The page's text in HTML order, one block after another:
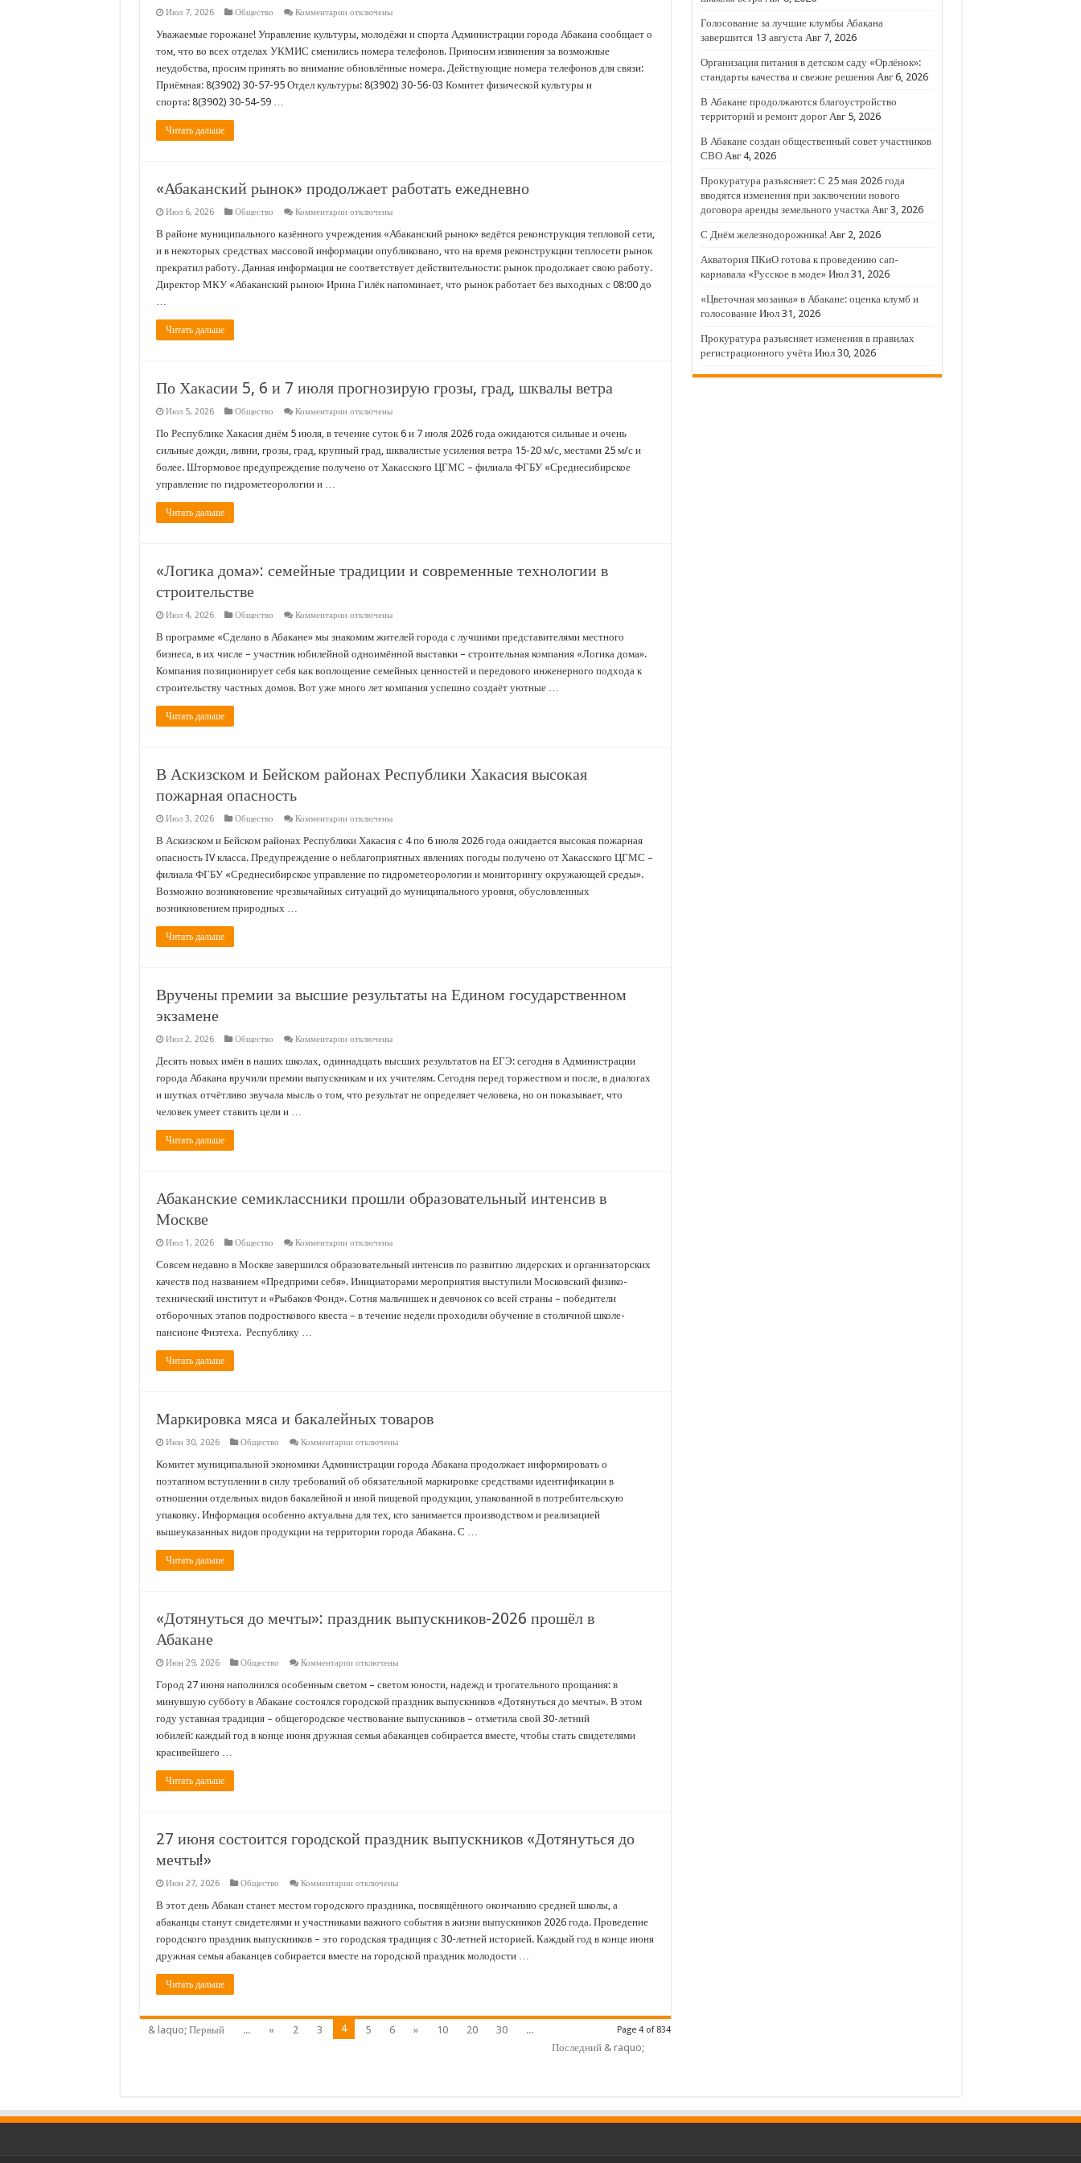
Прокуратура разъясняет: С 25 мая 2026 года вводятся изменения при заключении нового договора аренды земельного участка
С Днём железнодорожника!
Акватория ПКиО готова к проведению сап-карнавала «Русское в моде»
«Цветочная мозаика» в Абакане: оценка клумб и голосование
Июл 7, 2026 Общество Комментариик
Важная
информация:
в
УКМИС
Администрации
города
отключены
Уважаемые горожане! Управление культуры, молодёжи и спорта Администрации города Абакана сообщает о
том, что во всех отделах УКМИС сменились номера телефонов. Приносим извинения за возможные
неудобства, просим принять во внимание обновлённые номера. Действующие номера телефонов для связи:
Приёмная: 8(3902) 30-57-95 Отдел культуры: 8(3902) 30-56-03 Комитет физической культуры и
спорта: 8(3902) 30-54-59 …
Читать дальше
«Абаканский рынок» продолжает работать ежедневно
Июл 6, 2026 Общество Комментариик
«Абаканский
рынок»
продолжает
ежедневно
отключены
В районе муниципального казённого учреждения «Абаканский рынок» ведётся реконструкция тепловой сети,
и в некоторых средствах массовой информации опубликовано, что на время реконструкции теплосети рынок
прекратил работу. Данная информация не соответствует действительности: рынок продолжает свою работу.
Директор МКУ «Абаканский рынок» Ирина Гилёк напоминает, что рынок работает без выходных с 08:00 до
…
Читать дальше
По Хакасии 5, 6 и 7 июля прогнозирую грозы, град, шквалы ветра
Июл 5, 2026 Общество Комментариик
По
Хакасии
5,
и
отключены
По Республике Хакасия днём 5 июля, в течение суток 6 и 7 июля 2026 года ожидаются сильные и очень
сильные дожди, ливни, грозы, град, крупный град, шквалистые усиления ветра 15-20 м/с, местами 25 м/с и
более. Штормовое предупреждение получено от Хакасского ЦГМС – филиала ФГБУ «Среднесибирское
управление по гидрометеорологии и …
Читать дальше
«Логика дома»: семейные традиции и современные технологии в
строительстве
Июл 4, 2026 Общество Комментариик
«Логика
семейные
и
современные
отключены
В программе «Сделано в Абакане» мы знакомим жителей города с лучшими представителями местного
бизнеса, в их числе – участник юбилейной одноимённой выставки – строительная компания «Логика дома».
Компания позиционирует себя как воплощение семейных ценностей и передового инженерного подхода к
строительству частных домов. Вот уже много лет компания успешно создаёт уютные …
Читать дальше
В Аскизском и Бейском районах Республики Хакасия высокая
пожарная опасность
Июл 3, 2026 Общество Комментариик
В
и
районах
Республики
отключены
В Аскизском и Бейском районах Республики Хакасия с 4 по 6 июля 2026 года ожидается высокая пожарная
опасность IV класса. Предупреждение о неблагоприятных явлениях погоды получено от Хакасского ЦГМС –
филиала ФГБУ «Среднесибирское управление по гидрометеорологии и мониторингу окружающей среды».
Возможно возникновение чрезвычайных ситуаций до муниципального уровня, обусловленных
возникновением природных …
Читать дальше
Вручены премии за высшие результаты на Едином государственном
экзамене
Июл 2, 2026 Общество Комментариик
Вручены
премии
за
результаты
отключены
Десять новых имён в наших школах, одиннадцать высших результатов на ЕГЭ: сегодня в Администрации
города Абакана вручили премии выпускникам и их учителям. Сегодня перед торжеством и после, в диалогах
и шутках отчётливо звучала мысль о том, что результат не определяет человека, но он показывает, что
человек умеет ставить цели и …
Читать дальше
Абаканские семиклассники прошли образовательный интенсив в
Москве
Июл 1, 2026 Общество Комментариик
Абаканские
прошли
образовательный
интенсив
в
отключены
Совсем недавно в Москве завершился образовательный интенсив по развитию лидерских и организаторских
качеств под названием «Предприми себя». Инициаторами мероприятия выступили Московский физико-
технический институт и «Рыбаков Фонд». Сотня мальчишек и девчонок со всей страны – победители
отборочных этапов подросткового квеста – в течение недели проходили обучение в столичной школе-
пансионе Физтеха. Республику …
Читать дальше
Маркировка мяса и бакалейных товаров
Июн 30, 2026 Общество Комментариик
Маркировка
мяса
и
бакалейных
товаров
отключены
Комитет муниципальной экономики Администрации города Абакана продолжает информировать о
поэтапном вступлении в силу требований об обязательной маркировке средствами идентификации в
отношении отдельных видов бакалейной и иной пищевой продукции, упакованной в потребительскую
упаковку. Информация особенно актуальна для тех, кто занимается производством и реализацией
вышеуказанных видов продукции на территории города Абакана. С …
Читать дальше
«Дотянуться до мечты»: праздник выпускников-2026 прошёл в
Абакане
Июн 29, 2026 Общество Комментариик
«Дотянуться
мечты»:
выпускников-2026
прошёл
отключены
Город 27 июня наполнился особенным светом – светом юности, надежд и трогательного прощания: в
минувшую субботу в Абакане состоялся городской праздник выпускников «Дотянуться до мечты». В этом
году уставная традиция – общегородское чествование выпускников – отметила свой 30-летний
юбилей: каждый год в конце июня дружная семья абаканцев собирается вместе, чтобы стать свидетелями
красивейшего …
Читать дальше
27 июня состоится городской праздник выпускников «Дотянуться до
мечты!»
Июн 27, 2026 Общество Комментариик
27
состоится
праздник
выпускников
отключены
В этот день Абакан станет местом городского праздника, посвящённого окончанию средней школы, а
абаканцы станут свидетелями и участниками важного события в жизни выпускников 2026 года. Проведение
городского праздник выпускников – это городская традиция с 30-летней историей. Каждый год в конце июня
дружная семья абаканцев собирается вместе на городской праздник молодости …
Читать дальше
Page 4 of 834
& laquo; Первый ... « 2 3 4 5 6 » 10 20 30
...
Последний & raquo;
Голосование за лучшие клумбы Абакана
завершится 13 августа Авг 7, 2026
Организация питания в детском саду «Орлёнок»:
стандарты качества и свежие решения Авг 6, 2026
В Абакане продолжаются благоустройство
территорий и ремонт дорог Авг 5, 2026
В Абакане создан общественный совет участников
СВО Авг 4, 2026
Прокуратура разъясняет: С 25 мая 2026 года
вводятся изменения при заключении нового
договора аренды земельного участка Авг 3, 2026
С Днём железнодорожника! Авг 2, 2026
Акватория ПКиО готова к проведению сап-
карнавала «Русское в моде» Июл 31, 2026
«Цветочная мозаика» в Абакане: оценка клумб и
голосование Июл 31, 2026
Прокуратура разъясняет изменения в правилах
регистрационного учёта Июл 30, 2026